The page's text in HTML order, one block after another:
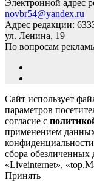
Электронной адрес
novbr54@yandex.ru
Адрес редакции:
ул. Ленина, 19
По вопросам
Сайт использует
параметров
согласие с
применением
сбора
«Liveinternet»,
Принять